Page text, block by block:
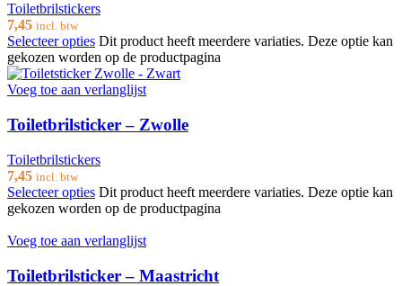
Toiletbrilstickers
7,45 incl. btw
Selecteer opties Dit product heeft meerdere variaties. Deze optie kan
gekozen worden op de productpagina
Voeg toe aan verlanglijst
Toiletbrilsticker – Zwolle
Toiletbrilstickers
7,45 incl. btw
Selecteer opties Dit product heeft meerdere variaties. Deze optie kan
gekozen worden op de productpagina
Voeg toe aan verlanglijst
Toiletbrilsticker – Maastricht